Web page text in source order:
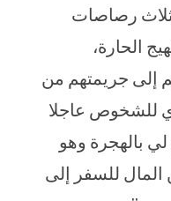
رصاصات
الحارة،
إلى جريمتهم من
للشخوص عاجلا
بالهجرة وهو
المال للسفر إلى